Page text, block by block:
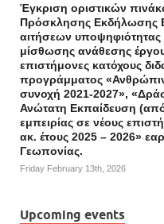
Έγκριση οριστικών
Πρόσκλησης Εκδήλωσης
αιτήσεων
μίσθωσης ανάθεσης
επιστήμονες κατόχους
προγράμματος
συνοχή 2021-2027»,
Ανώτατη Εκπαίδευση
εμπειρίας σε νέους
ακ. έτους 2025 – 2026»
Γεωπονίας.
Friday February 13th, 2026
Upcoming events